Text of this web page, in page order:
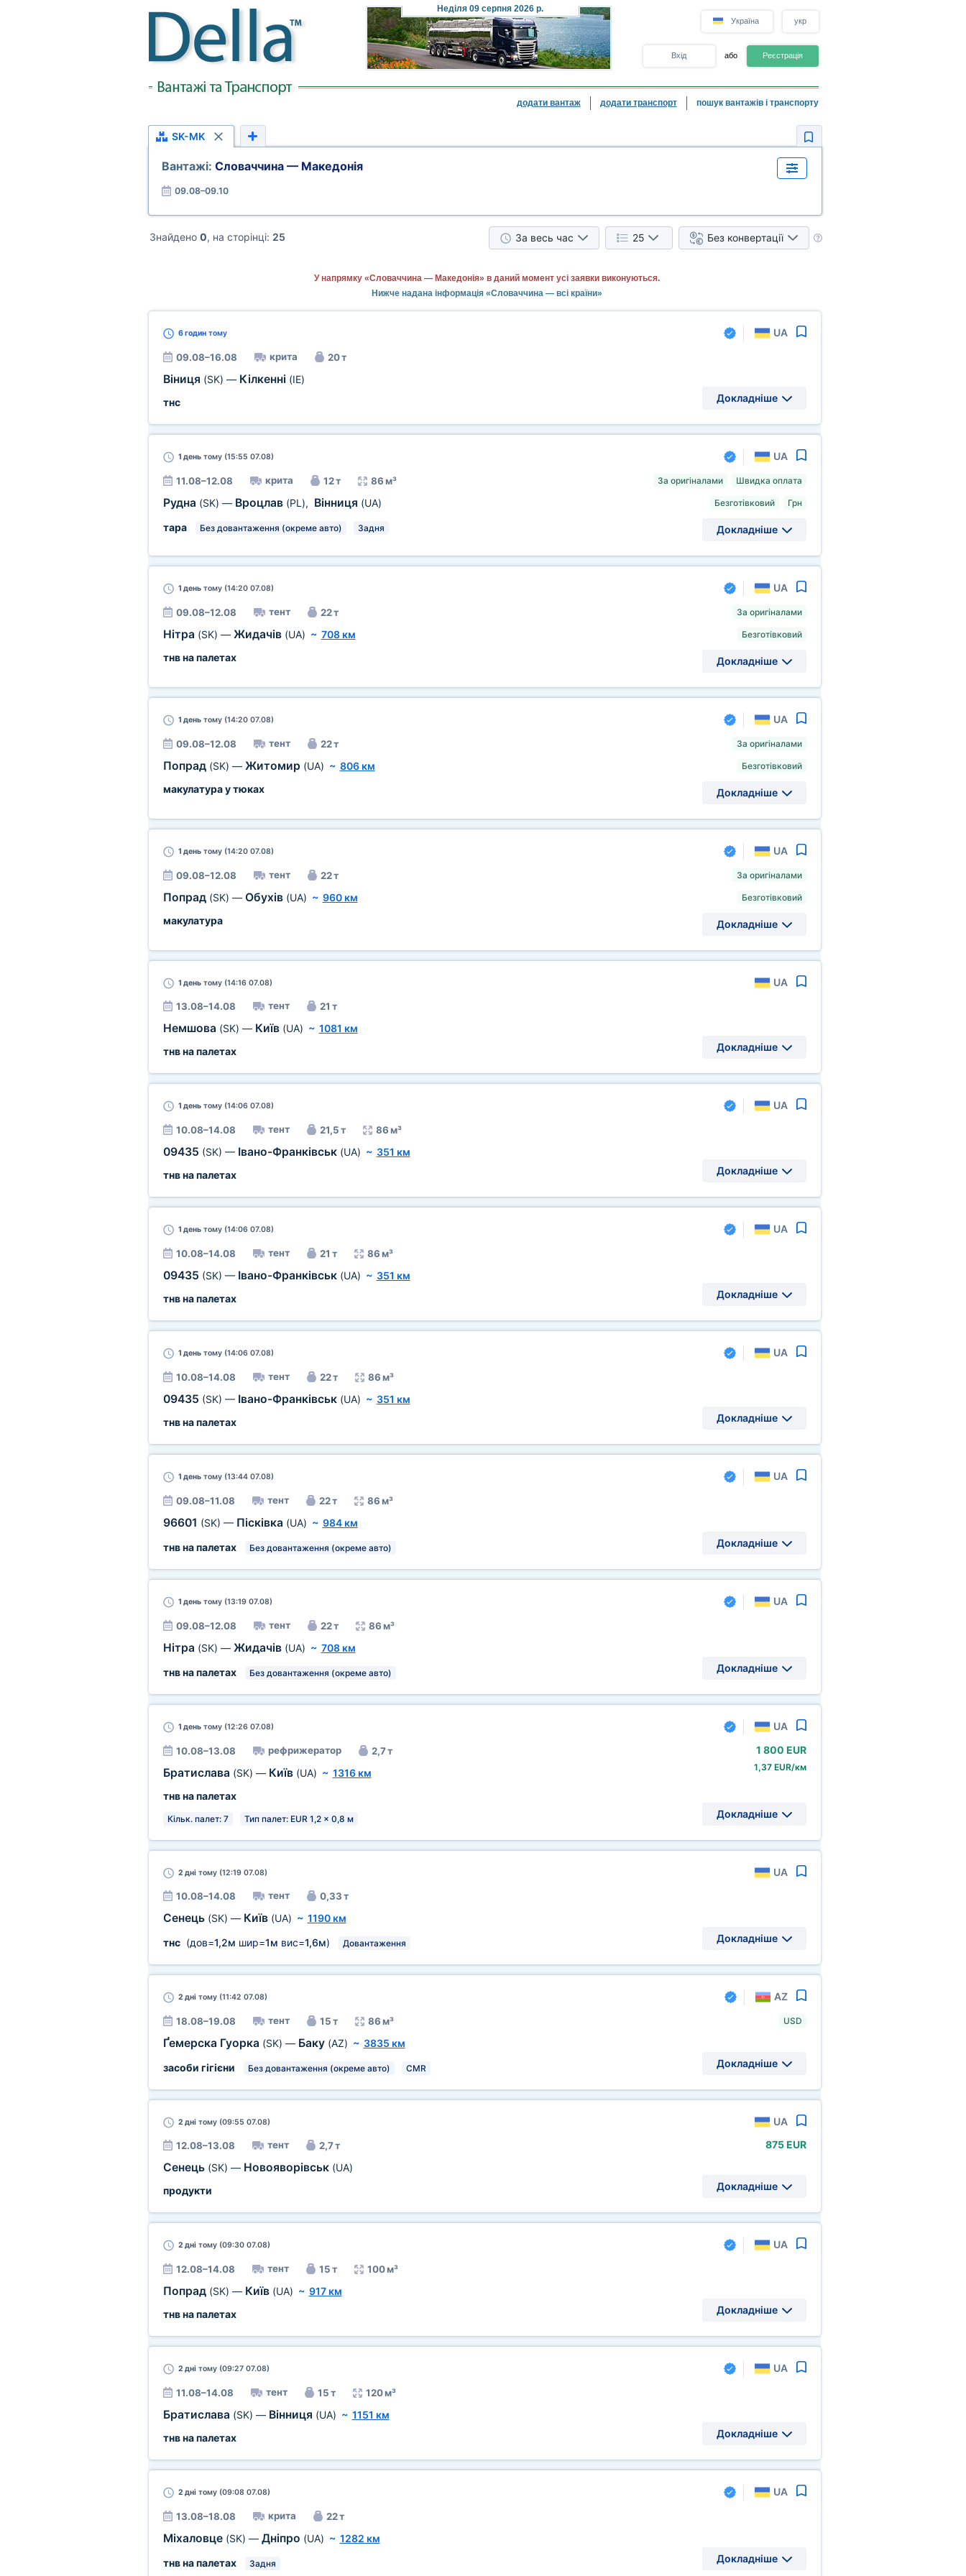
Неділя 09 серпня 2026 р.
Україна укр
Вхід або Реєстрація
додати вантаж додати транспорт пошук вантажів і транспорту
SK-MK
Вантажі: Словаччина — Македонія
09.08–09.10
Знайдено 0, на сторінці: 25 За весь час 25 Без конвертації
У напрямку «Словаччина — Македонія» в даний момент усі заявки виконуються.
Нижче надана інформація «Словаччина — всі країни»
6 годинтому UA
09.08–16.08 крита 20 т
Віниця (SK) — Кілкенні (IE)
тнс
Докладніше
1 деньтому (15:55 07.08) UA
11.08–12.08 крита 12 т 86 м³
Рудна (SK) — Вроцлав (PL), Вінниця (UA)
тара
Без довантаження (окреме авто) Задня
За оригіналами Швидка оплата
Безготівковий Грн
Докладніше
1 деньтому (14:20 07.08) UA
09.08–12.08 тент 22 т
Нітра (SK) — Жидачів (UA) ~ 708 км
тнв на палетах
За оригіналами
Безготівковий
Докладніше
1 деньтому (14:20 07.08) UA
09.08–12.08 тент 22 т
Попрад (SK) — Житомир (UA) ~ 806 км
макулатура у тюках
За оригіналами
Безготівковий
Докладніше
1 деньтому (14:20 07.08) UA
09.08–12.08 тент 22 т
Попрад (SK) — Обухів (UA) ~ 960 км
макулатура
За оригіналами
Безготівковий
Докладніше
1 деньтому (14:16 07.08) UA
13.08–14.08 тент 21 т
Немшова (SK) — Київ (UA) ~ 1081 км
тнв на палетах
Докладніше
1 деньтому (14:06 07.08) UA
10.08–14.08 тент 21,5 т 86 м³
09435 (SK) — Івано-Франківськ (UA) ~ 351 км
тнв на палетах
Докладніше
1 деньтому (14:06 07.08) UA
10.08–14.08 тент 21 т 86 м³
09435 (SK) — Івано-Франківськ (UA) ~ 351 км
тнв на палетах
Докладніше
1 деньтому (14:06 07.08) UA
10.08–14.08 тент 22 т 86 м³
09435 (SK) — Івано-Франківськ (UA) ~ 351 км
тнв на палетах
Докладніше
1 деньтому (13:44 07.08) UA
09.08–11.08 тент 22 т 86 м³
96601 (SK) — Пісківка (UA) ~ 984 км
тнв на палетах
Без довантаження (окреме авто) Докладніше
1 деньтому (13:19 07.08) UA
09.08–12.08 тент 22 т 86 м³
Нітра (SK) — Жидачів (UA) ~ 708 км
тнв на палетах
Без довантаження (окреме авто) Докладніше
1 деньтому (12:26 07.08) UA
10.08–13.08 рефрижератор 2,7 т
Братислава (SK) — Київ (UA) ~ 1316 км
тнв на палетах
Кільк. палет: 7 Тип палет: EUR 1,2 x 0,8 м
1 800 EUR
1,37 EUR/км
Докладніше
2 днітому (12:19 07.08) UA
10.08–14.08 тент 0,33 т
Сенець (SK) — Київ (UA) ~ 1190 км
тнс(дов=1,2м шир=1м вис=1,6м) Довантаження Докладніше
2 днітому (11:42 07.08) AZ
18.08–19.08 тент 15 т 86 м³
Ґемерска Гуорка (SK) — Баку (AZ) ~ 3835 км
засоби гігієни
Без довантаження (окреме авто) CMR
USD
Докладніше
2 днітому (09:55 07.08) UA
12.08–13.08 тент 2,7 т
Сенець (SK) — Новояворівськ (UA)
продукти
875 EUR
Докладніше
2 днітому (09:30 07.08) UA
12.08–14.08 тент 15 т 100 м³
Попрад (SK) — Київ (UA) ~ 917 км
тнв на палетах
Докладніше
2 днітому (09:27 07.08) UA
11.08–14.08 тент 15 т 120 м³
Братислава (SK) — Вінниця (UA) ~ 1151 км
тнв на палетах
Докладніше
2 днітому (09:08 07.08) UA
13.08–18.08 крита 22 т
Міхаловце (SK) — Дніпро (UA) ~ 1282 км
тнв на палетах
Задня Докладніше